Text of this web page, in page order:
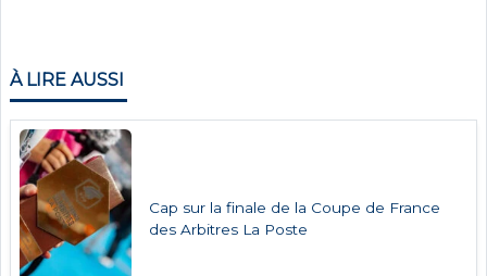
À LIRE AUSSI
Cap sur la finale de la Coupe de France
des Arbitres La Poste